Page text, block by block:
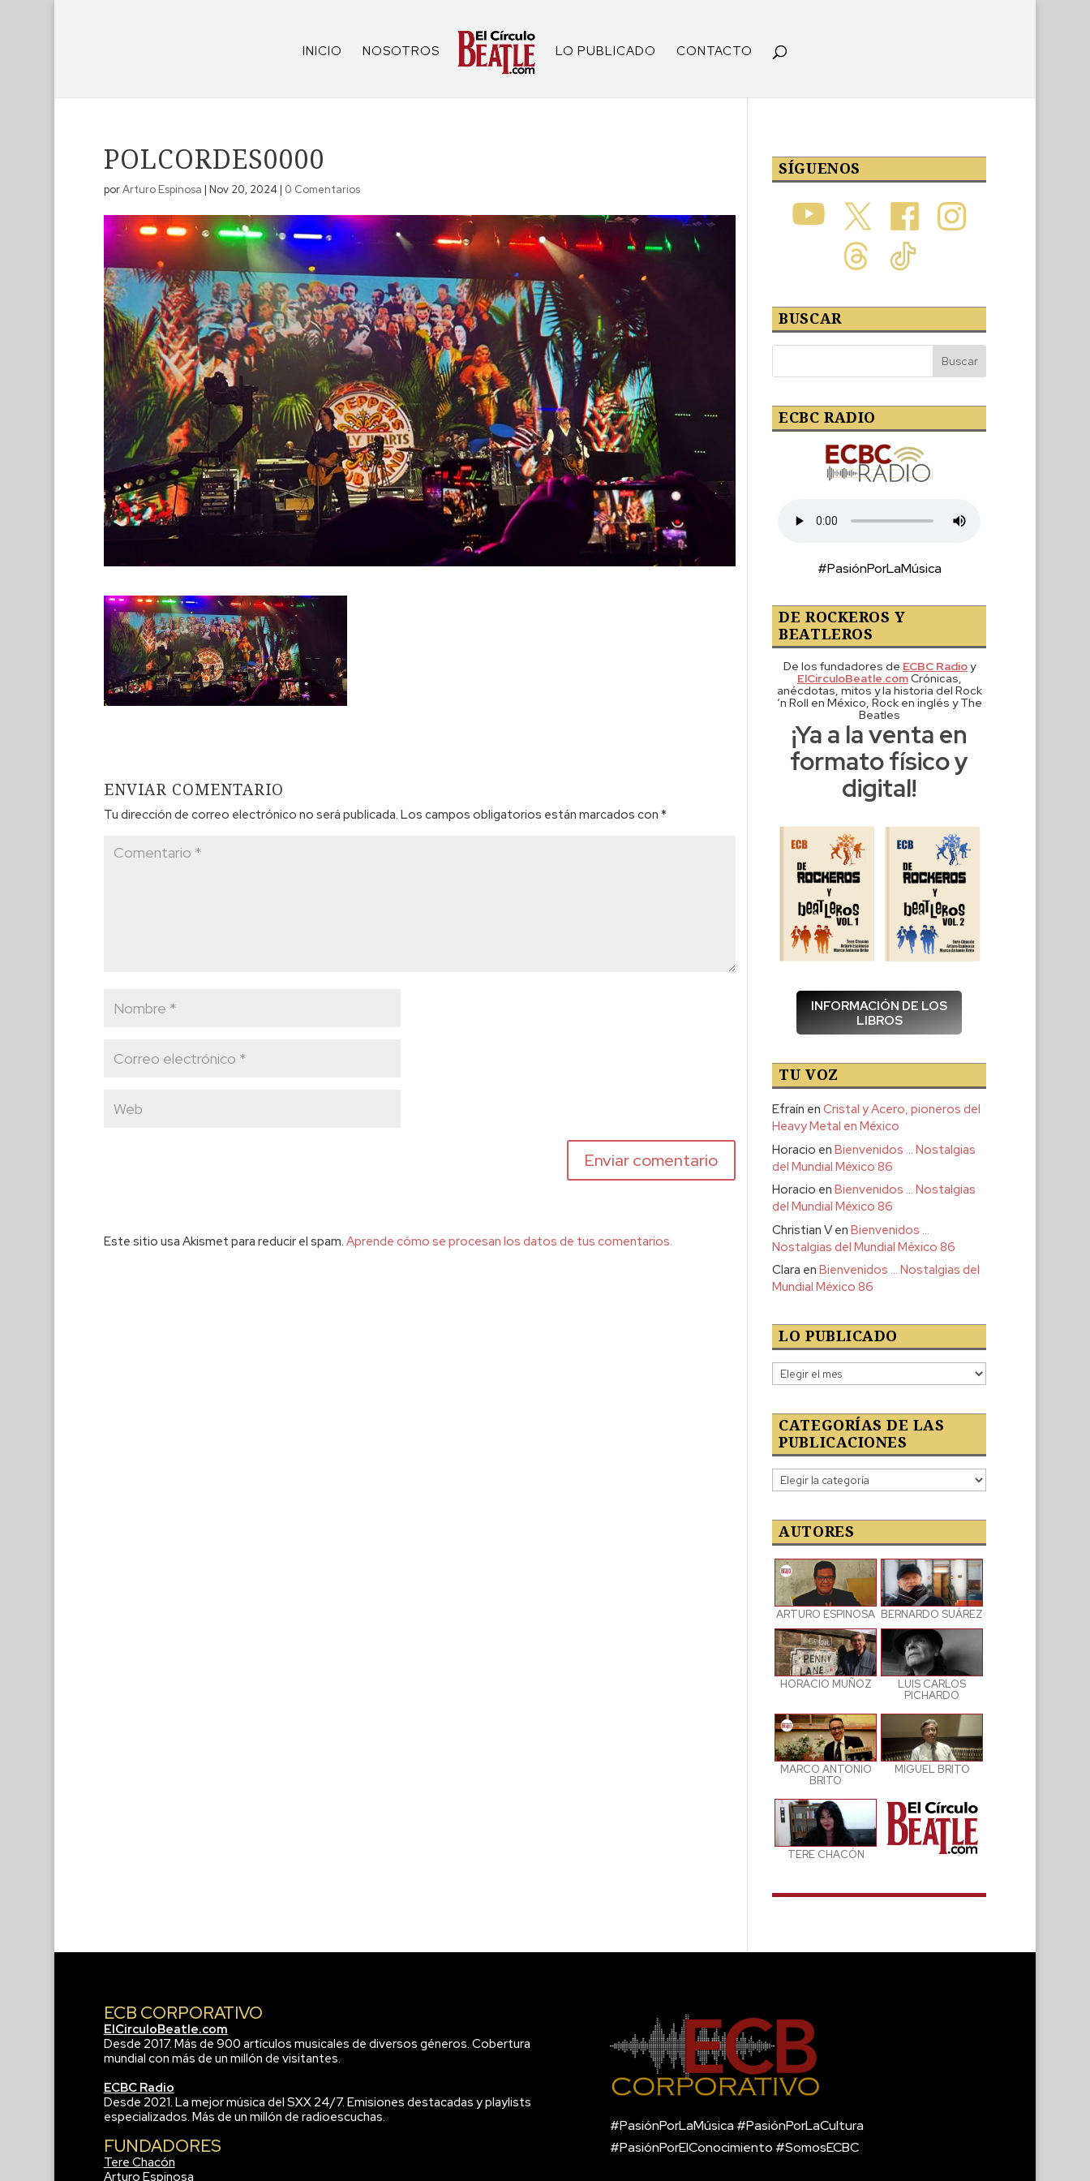
INICIO NOSOTROS LO PUBLICADO CONTACTO
POLCORDES0000
porArturo Espinosa | Nov 20, 2024 | 0 Comentarios
ENVIAR COMENTARIO
Tu dirección de correo electrónico no será publicada. Los campos obligatorios están marcados con *
Este sitio usa Akismet para reducir el spam. Aprende cómo se procesan los datos de tus comentarios.
SÍGUENOS
BUSCAR
ECBC RADIO
#PasiónPorLaMúsica
DE ROCKEROS Y
BEATLEROS
De los fundadores de ECBC Radioy
ElCirculoBeatle.comCrónicas,
anécdotas, mitos y la historia del Rock
‘n Roll en México, Rock en inglés y The
Beatles
¡Ya a la venta en
formato físico y
digital!
INFORMACIÓN DE LOS
LIBROS
TU VOZ
Efraín enCristal y Acero, pioneros del
Heavy Metal en México
Horacio enBienvenidos … Nostalgias
del Mundial México 86
Horacio enBienvenidos … Nostalgias
del Mundial México 86
Christian VenBienvenidos …
Nostalgias del Mundial México 86
Clara enBienvenidos … Nostalgias del
Mundial México 86
LO PUBLICADO
Lo
publicado
CATEGORÍAS DE LAS
PUBLICACIONES
Categorías
de
publicaciones
AUTORES
ARTURO ESPINOSA BERNARDO SUÁREZ
HORACIO MUÑOZ
LUIS CARLOS
PICHARDO
MARCO ANTONIO
BRITO
MIGUEL BRITO
TERE CHACÓN
ECB CORPORATIVO
ElCirculoBeatle.com
Desde 2017. Más de 900 artículos musicales de diversos géneros. Cobertura
mundial con más de un millón de visitantes.
ECBC Radio
Desde 2021. La mejor música del SXX 24/7. Emisiones destacadas y playlists
especializados. Más de un millón de radioescuchas.
FUNDADORES
Tere Chacón
Arturo Espinosa
#PasiónPorLaMúsica #PasiónPorLaCultura
#PasiónPorElConocimiento #SomosECBC